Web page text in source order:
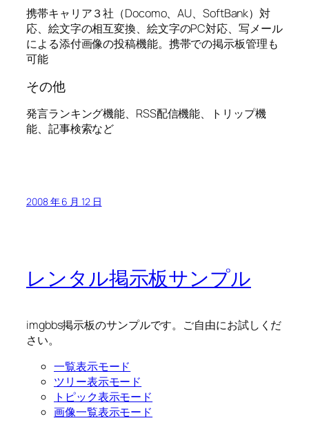
携帯キャリア３社（Docomo、AU、SoftBank）対
応、絵文字の相互変換、絵文字のPC対応、写メール
による添付画像の投稿機能。携帯での掲示板管理も
可能
その他
発言ランキング機能、RSS配信機能、トリップ機
能、記事検索など
2008 年 6 月 12 日
レンタル掲示板サンプル
imgbbs掲示板のサンプルです。ご自由にお試しくだ
さい。
一覧表示モード
ツリー表示モード
トピック表示モード
画像一覧表示モード